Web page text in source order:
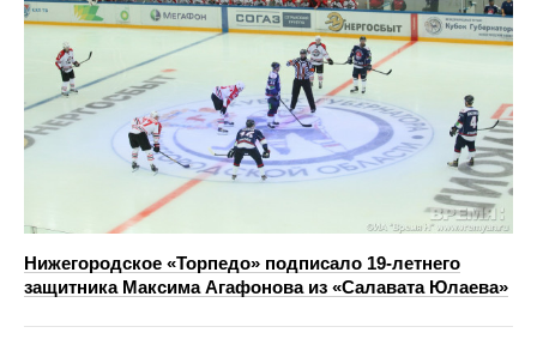
Нижегородское «Торпедо» подписало 19‑летнего
защитника Максима Агафонова из «Салавата Юлаева»